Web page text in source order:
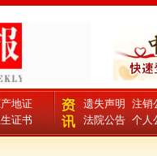
地证
证书
遗失声明
注销
法院公告 个人